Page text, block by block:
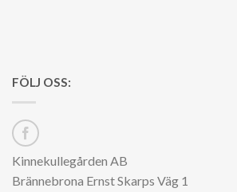
FÖLJ OSS:
Kinnekullegården AB
Brännebrona Ernst Skarps Väg 1